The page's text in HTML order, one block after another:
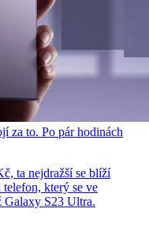
za to. Po pár hodinách
ta nejdražší se blíží
telefon, který se ve
Galaxy S23 Ultra.